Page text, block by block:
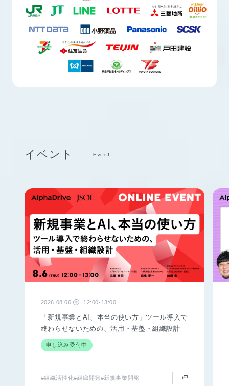
イベント Event
2026.08.06 木 12:00-13:00
「新規事業とAI、本当の使い方」ツール導入で
終わらせないための、活用・基盤・組織設計
申し込み受付中
#組織活性化#組織開発#新規事業開発